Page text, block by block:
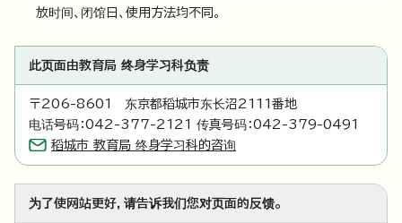
放时间、闭馆日、使用方法均不同。
此页面由教育局 终身学习科负责
〒206-8601 东京都稻城市东长沼2111番地
电话号码：042-377-2121 传真号码：042-379-0491
稻城市 教育局 终身学习科的咨询
为了使网站更好，请告诉我们您对页面的反馈。